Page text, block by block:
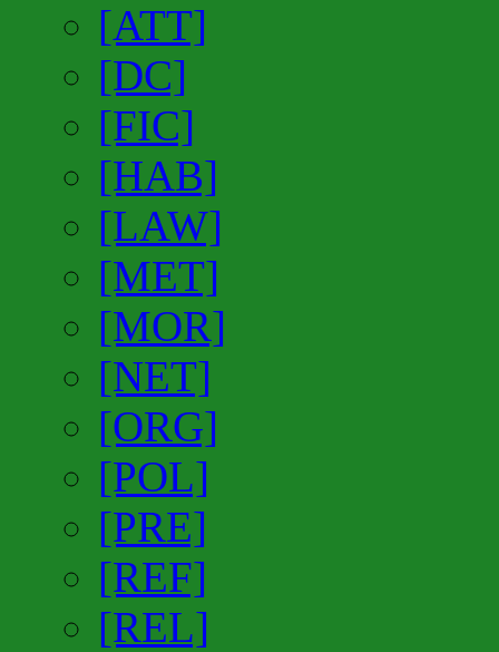
[ATT]
[DC]
[FIC]
[HAB]
[LAW]
[MET]
[MOR]
[NET]
[ORG]
[POL]
[PRE]
[REF]
[REL]